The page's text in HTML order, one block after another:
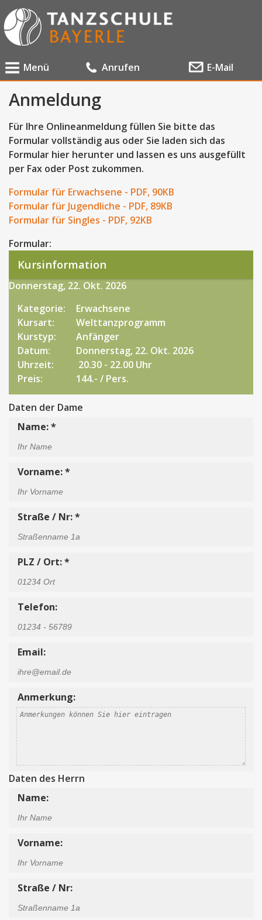
Menü Anrufen E-Mail
Anmeldung
Für Ihre Onlineanmeldung füllen Sie bitte das
Formular vollständig aus oder Sie laden sich das
Formular hier herunter und lassen es uns ausgefüllt
per Fax oder Post zukommen.
Formular für Erwachsene - PDF, 90KB
Formular für Jugendliche - PDF, 89KB
Formular für Singles - PDF, 92KB
Formular:
Kursinformation
Donnerstag, 22. Okt. 2026
Kategorie:
Erwachsene
Kursart:
Welttanzprogramm
Kurstyp:
Anfänger
Datum:
Donnerstag, 22. Okt. 2026
Uhrzeit:
20.30 - 22.00 Uhr
Preis:
144.- / Pers.
Daten der Dame
Name: *
Vorname: *
Straße / Nr: *
PLZ / Ort: *
Telefon:
Email:
Anmerkung:
Daten des Herrn
Name:
Vorname:
Straße / Nr: